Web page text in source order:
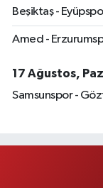
Beşiktaş -
Amed -
17 Ağustos,
Samsunspor -